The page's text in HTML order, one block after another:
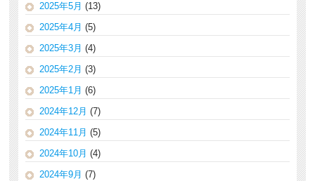
2025年5月 (13)
2025年4月 (5)
2025年3月 (4)
2025年2月 (3)
2025年1月 (6)
2024年12月 (7)
2024年11月 (5)
2024年10月 (4)
2024年9月 (7)